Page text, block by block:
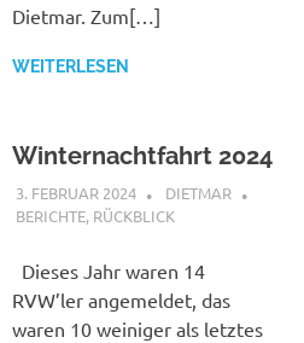
Dietmar. Zum[…]
WEITERLESEN
Winternachtfahrt 2024
3. FEBRUAR 2024
DIETMAR
BERICHTE, RÜCKBLICK
Dieses Jahr waren 14
RVW’ler angemeldet, das
waren 10 weiniger als letztes